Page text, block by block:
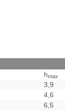
hmax
3,9
4,6
6,5